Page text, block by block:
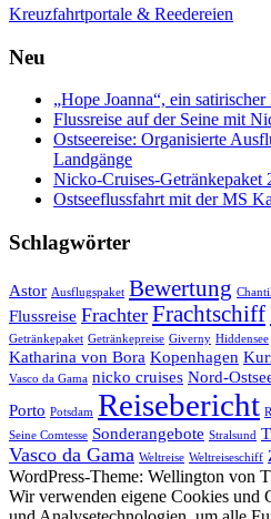
Kreuzfahrtportale & Reedereien
Neu
„Hope Joanna“, ein
Flussreise auf der Seine mit
Ostseereise: Organisierte
Landgänge
Nicko-Cruises-Getränkepaket
Ostseeflussfahrt mit der MS
Schlagwörter
Astor Ausflugspaket Bewertung
Flussreise Frachter Frachtschiff
Getränkepaket Getränkepreise Giverny Hiddensee
Katharina von Bora Kopenhagen
Vasco da Gama nicko cruises Nord-
Porto Potsdam Reisebericht
Seine Comtesse Sonderangebote Stralsund
Vasco da Gama Weltreise Weltreiseschiff
WordPress-Theme: Wellington von
Wir verwenden eigene Cookies und